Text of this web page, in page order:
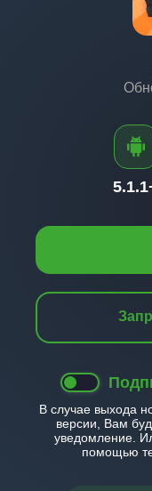
В случае выхода
версии, Вам
уведомление.
помощью